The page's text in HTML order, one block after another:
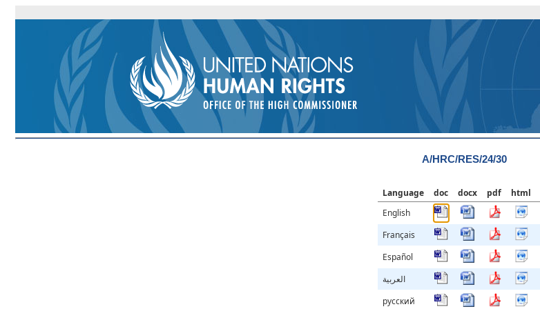
A/HRC/RES/24/30
Language doc docx pdf html
English
Français
Español
العربية
русский